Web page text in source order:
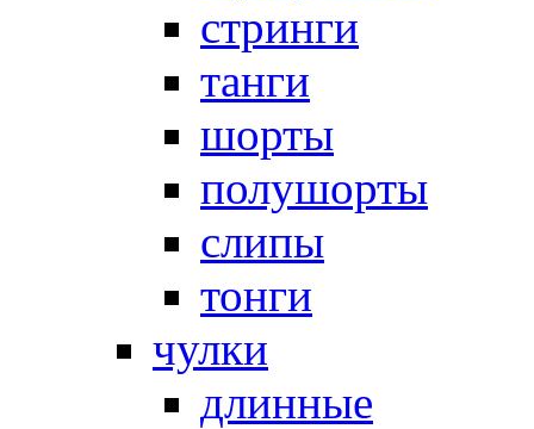
стринги
танги
шорты
полушорты
слипы
тонги
чулки
длинные